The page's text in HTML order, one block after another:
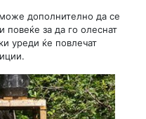
дополнително да се
повеќе за да го олеснат
уреди ќе повлечат